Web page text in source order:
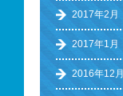
2017年2月
2017年1月
2016年12月